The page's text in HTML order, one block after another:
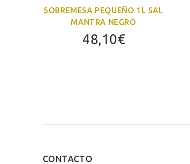
SOBREMESA PEQUEÑO 1L SAL
MANTRA NEGRO
48,10€
CONTACTO